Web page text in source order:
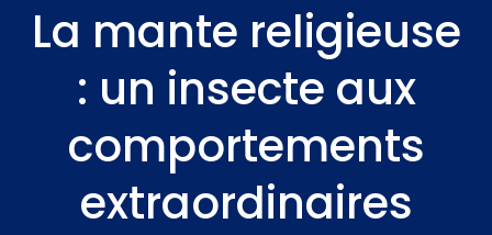
La mante religieuse
: un insecte aux
comportements
extraordinaires